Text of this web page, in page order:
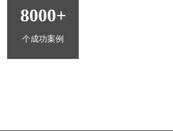
8000+
个成功案例